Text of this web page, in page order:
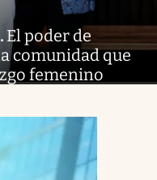
. El poder de
comunidad que
femenino